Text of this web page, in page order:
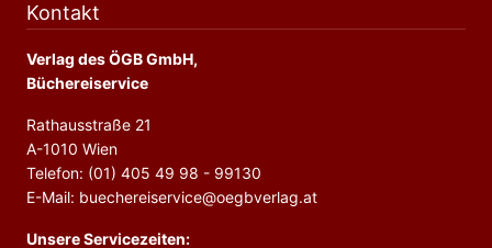
Kontakt
Verlag des ÖGB GmbH,
Büchereiservice
Rathausstraße 21
A-1010 Wien
Telefon: (01) 405 49 98 - 99130
E-Mail: buechereiservice@oegbverlag.at
Unsere Servicezeiten: